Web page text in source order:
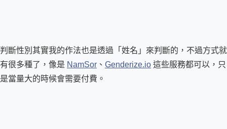
判斷性別其實我的作法也是透過「姓名」來判斷的，不過方式就
有很多種了，像是 NamSor 、 Genderize.io 這些服務都可以，只
是當量大的時候會需要付費。